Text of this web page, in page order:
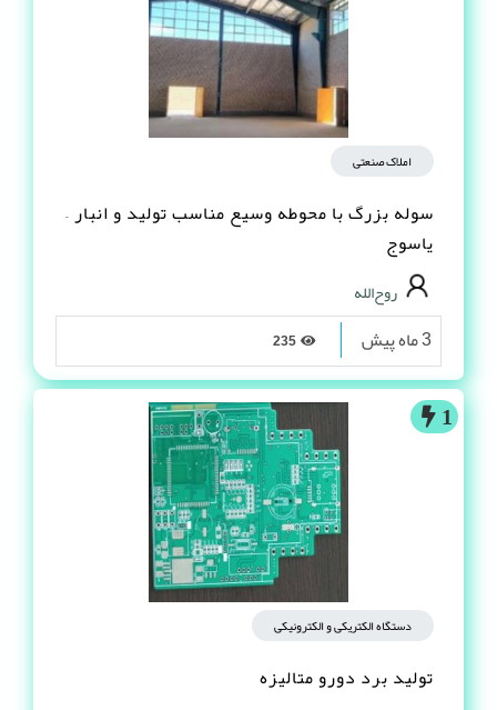
املاک صنعتی
سوله بزرگ با محوطه وسیع مناسب تولید و انبار –
یاسوج
روح‌الله
3 ماه پیش
1
دستگاه الکتریکی و الکترونیکی
تولید برد دورو متالیزه